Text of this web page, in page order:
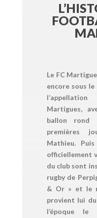
Le FC
encore sous le
Martigues,
ballon rond
premières
Mathieu.
officiellement
du club sont
rugby de
& Or » et le
provient lui
l’époque le